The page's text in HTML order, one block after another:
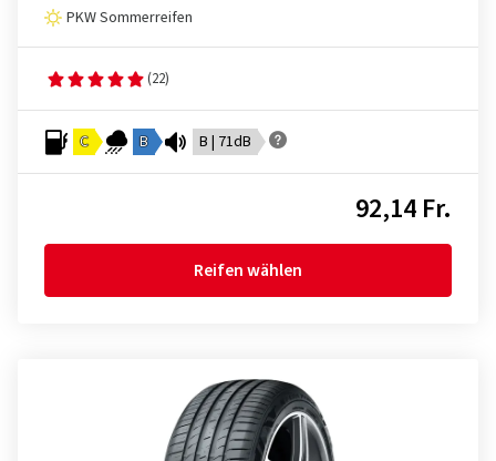
PKW Sommerreifen
(22)
C B B | 71dB
92,14 Fr.
Reifen wählen